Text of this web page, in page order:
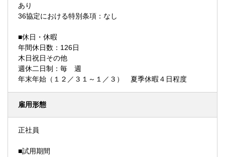
あり
36協定における特別条項：なし
■休日・休暇
年間休日数：126日
木日祝日その他
週休二日制：毎 週
年末年始（１２／３１～１／３） 夏季休暇４日程度
雇用形態
正社員
■試用期間